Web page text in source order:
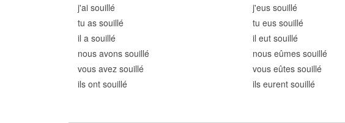
j'ai souillé
tu as souillé
il a souillé
nous avons souillé
vous avez souillé
ils ont souillé
j'eus souillé
tu eus souillé
il eut souillé
nous eûmes souillé
vous eûtes souillé
ils eurent souillé